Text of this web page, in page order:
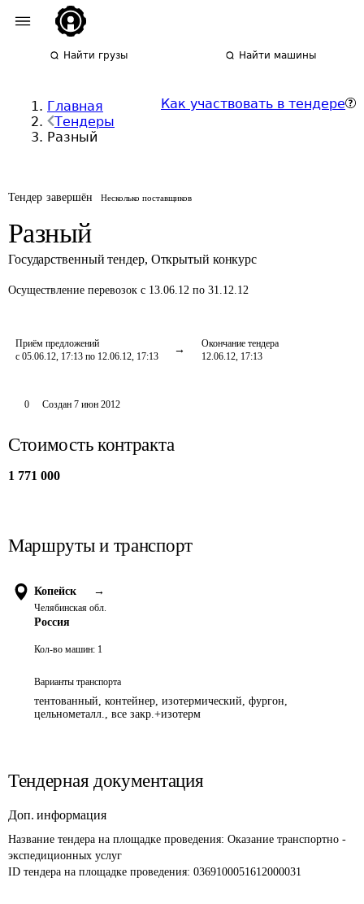
Найти грузы Найти машины
Главная
Тендеры
Разный
Как участвовать в тендере
Тендер завершён Несколько поставщиков
Разный
Государственный тендер, Открытый конкурс
Осуществление перевозок с 13.06.12 по 31.12.12
Приём предложений
с 05.06.12, 17:13 по 12.06.12, 17:13
Окончание тендера
12.06.12, 17:13
0 Создан 7 июн 2012
Стоимость контракта
1 771 000
Маршруты и транспорт
Копейск →
Челябинская обл.
Россия
Кол-во машин: 1
Варианты транспорта
тентованный, контейнер, изотермический, фургон,
цельнометалл., все закр.+изотерм
Тендерная документация
Доп. информация
Название тендера на площадке проведения: Оказание транспортно -
экспедиционных услуг
ID тендера на площадке проведения: 0369100051612000031